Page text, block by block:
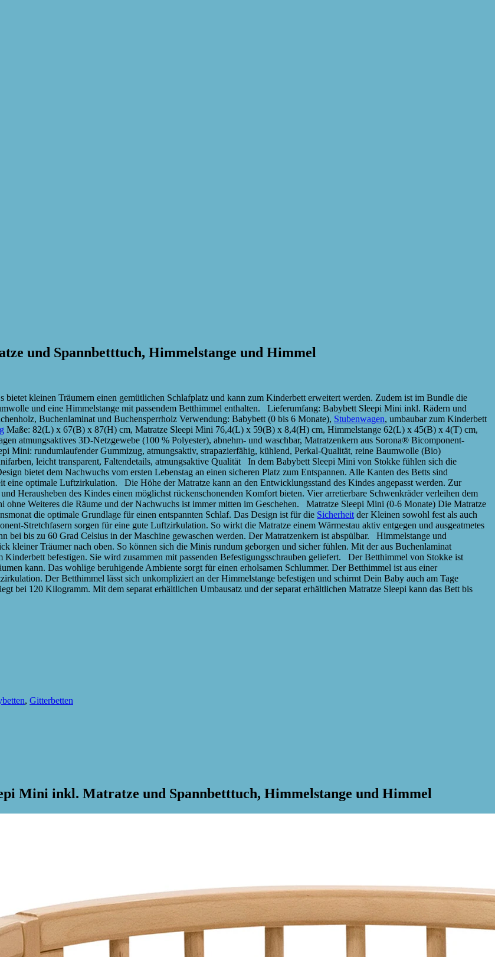
und Spannbetttuch, Himmelstange und Himmel
kleinen Träumern einen gemütlichen Schlafplatz und kann zum Kinderbett erweitert werden. Zudem ist im Bundle die
und eine Himmelstange mit passendem Betthimmel enthalten. Lieferumfang: Babybett Sleepi Mini inkl. Rädern und
Buchenlaminat und Buchensperrholz Verwendung: Babybett (0 bis 6 Monate), Stubenwagen, umbaubar zum Kinderbett
Maße: 82(L) x 67(B) x 87(H) cm, Matratze Sleepi Mini 76,4(L) x 59(B) x 8,4(H) cm, Himmelstange 62(L) x 45(B) x 4(T) cm,
atmungsaktives 3D-Netzgewebe (100 % Polyester), abnehm- und waschbar, Matratzenkern aus Sorona® Bicomponent-
Mini: rundumlaufender Gummizug, atmungsaktiv, strapazierfähig, kühlend, Perkal-Qualität, reine Baumwolle (Bio)
leicht transparent, Faltendetails, atmungsaktive Qualität In dem Babybett Sleepi Mini von Stokke fühlen sich die
bietet dem Nachwuchs vom ersten Lebenstag an einen sicheren Platz zum Entspannen. Alle Kanten des Betts sind
eine optimale Luftzirkulation. Die Höhe der Matratze kann an den Entwicklungsstand des Kindes angepasst werden. Zur
Herausheben des Kindes einen möglichst rückenschonenden Komfort bieten. Vier arretierbare Schwenkräder verleihen dem
Weiteres die Räume und der Nachwuchs ist immer mitten im Geschehen. Matratze Sleepi Mini (0-6 Monate) Die Matratze
die optimale Grundlage für einen entspannten Schlaf. Das Design ist für die Sicherheit der Kleinen sowohl fest als auch
Stretchfasern sorgen für eine gute Luftzirkulation. So wirkt die Matratze einem Wärmestau aktiv entgegen und ausgeatmetes
bei bis zu 60 Grad Celsius in der Maschine gewaschen werden. Der Matratzenkern ist abspülbar. Himmelstange und
Träumer nach oben. So können sich die Minis rundum geborgen und sicher fühlen. Mit der aus Buchenlaminat
befestigen. Sie wird zusammen mit passenden Befestigungsschrauben geliefert. Der Betthimmel von Stokke ist
kann. Das wohlige beruhigende Ambiente sorgt für einen erholsamen Schlummer. Der Betthimmel ist aus einer
Der Betthimmel lässt sich unkompliziert an der Himmelstange befestigen und schirmt Dein Baby auch am Tage
120 Kilogramm. Mit dem separat erhältlichen Umbausatz und der separat erhältlichen Matratze Sleepi kann das Bett bis
, Gitterbetten
Mini inkl. Matratze und Spannbetttuch, Himmelstange und Himmel